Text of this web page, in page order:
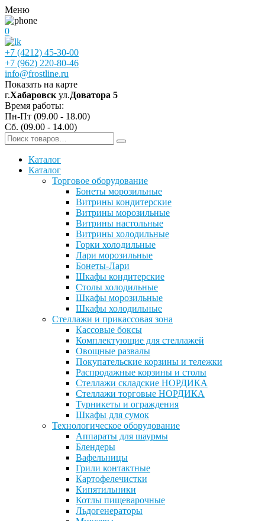
Меню
0
+7 (4212) 45-30-00
+7 (962) 220-80-46
info@frostline.ru
Показать на карте
г.Хабаровск ул.Доватора 5
Время работы:
Пн-Пт (09.00 - 18.00)
Сб. (09.00 - 14.00)
Каталог
Каталог
Торговое оборудование
Бонеты морозильные
Витрины кондитерские
Витрины морозильные
Витрины настольные
Витрины холодильные
Горки холодильные
Лари морозильные
Бонеты-Лари
Шкафы кондитерские
Столы холодильные
Шкафы морозильные
Шкафы холодильные
Стеллажи и прикассовая зона
Кассовые боксы
Комплектующие для стеллажей
Овощные развалы
Покупательские корзины и тележки
Распродажные корзины и столы
Стеллажи складские НОРДИКА
Стеллажи торговые НОРДИКА
Турникеты и ограждения
Шкафы для сумок
Технологическое оборудование
Аппараты для шаурмы
Блендеры
Вафельницы
Грили контактные
Картофелечистки
Кипятильники
Котлы пищеварочные
Льдогенераторы